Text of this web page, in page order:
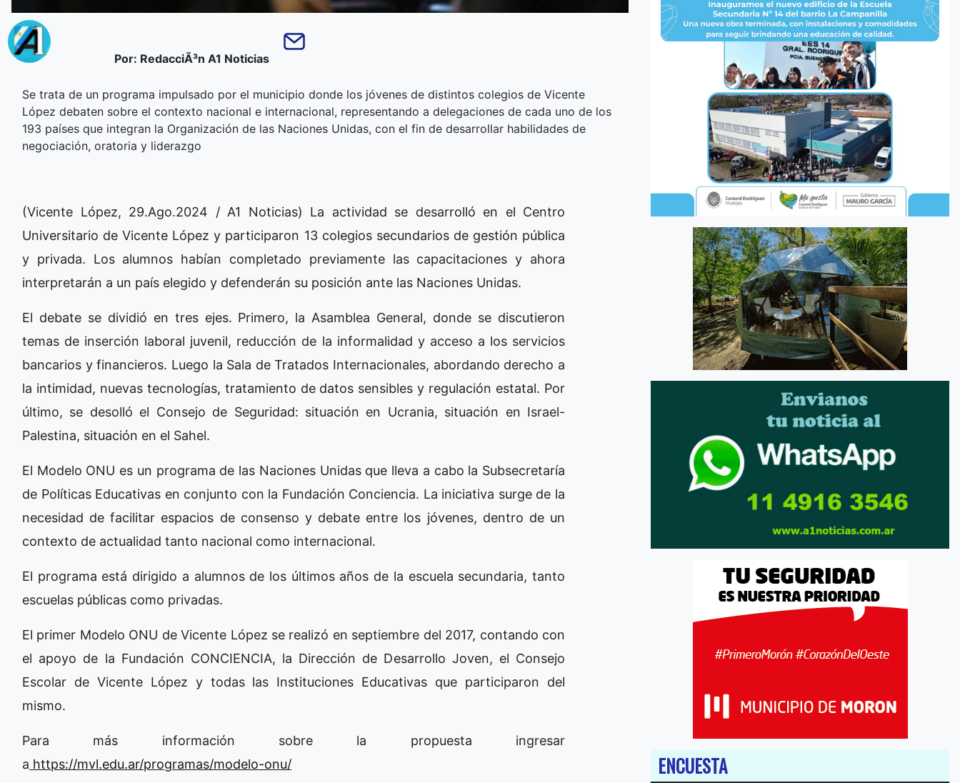
Por: RedacciÃ³n A1 Noticias
Se trata de un programa impulsado por el municipio donde los jóvenes de distintos colegios de Vicente
López debaten sobre el contexto nacional e internacional, representando a delegaciones de cada uno de los
193 países que integran la Organización de las Naciones Unidas, con el fin de desarrollar habilidades de
negociación, oratoria y liderazgo
(Vicente López, 29.Ago.2024 / A1 Noticias) La actividad se desarrolló en el Centro
Universitario de Vicente López y participaron 13 colegios secundarios de gestión pública
y privada. Los alumnos habían completado previamente las capacitaciones y ahora
interpretarán a un país elegido y defenderán su posición ante las Naciones Unidas.
El debate se dividió en tres ejes. Primero, la Asamblea General, donde se discutieron
temas de inserción laboral juvenil, reducción de la informalidad y acceso a los servicios
bancarios y financieros. Luego la Sala de Tratados Internacionales, abordando derecho a
la intimidad, nuevas tecnologías, tratamiento de datos sensibles y regulación estatal. Por
último, se desolló el Consejo de Seguridad: situación en Ucrania, situación en Israel-
Palestina, situación en el Sahel.
El Modelo ONU es un programa de las Naciones Unidas que lleva a cabo la Subsecretaría
de Políticas Educativas en conjunto con la Fundación Conciencia. La iniciativa surge de la
necesidad de facilitar espacios de consenso y debate entre los jóvenes, dentro de un
contexto de actualidad tanto nacional como internacional.
El programa está dirigido a alumnos de los últimos años de la escuela secundaria, tanto
escuelas públicas como privadas.
El primer Modelo ONU de Vicente López se realizó en septiembre del 2017, contando con
el apoyo de la Fundación CONCIENCIA, la Dirección de Desarrollo Joven, el Consejo
Escolar de Vicente López y todas las Instituciones Educativas que participaron del
mismo.
Para más información sobre la propuesta ingresar
a https://mvl.edu.ar/programas/modelo-onu/ ENCUESTA